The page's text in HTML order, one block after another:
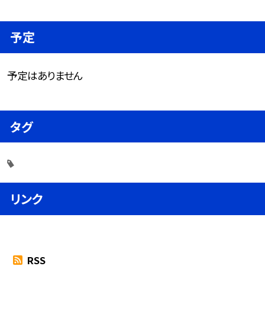
予定
予定はありません
タグ
リンク
RSS